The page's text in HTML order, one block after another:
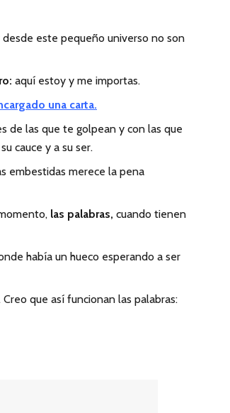
este pequeño universo no son
aquí estoy y me importas.
una carta.
de las que te golpean y con las que
cauce y a su ser.
embestidas merece la pena
las palabras, cuando tienen
había un hueco esperando a ser
que así funcionan las palabras: